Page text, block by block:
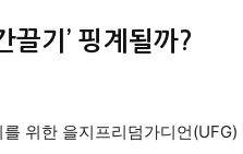
끌기’ 핑계될까?
위한 을지프리덤가디언